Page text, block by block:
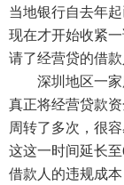
当地银行自去年
现在才开始收紧
请了经营贷的借
深圳地区一
真正将经营贷款
周转了多次，很
这这一时间延长
借款人的违规成